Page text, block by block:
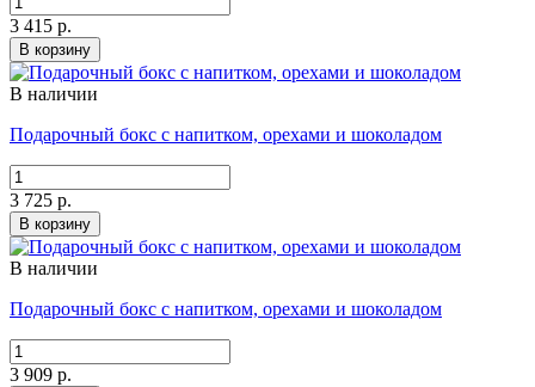
3 415 р.
В корзину
В наличии
Подарочный бокс с напитком, орехами и шоколадом
3 725 р.
В корзину
В наличии
Подарочный бокс с напитком, орехами и шоколадом
3 909 р.